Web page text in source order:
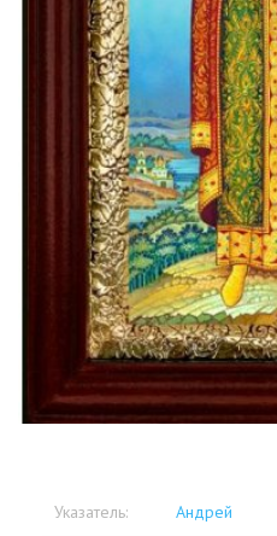
Указатель: Андрей